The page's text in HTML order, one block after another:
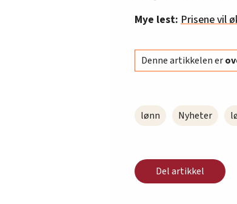
Mye lest: Prisene vil
Denne artikkelen er
lønn Nyheter
Del artikkel